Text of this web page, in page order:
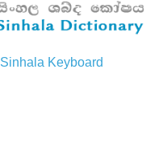
Sinhala Keyboard